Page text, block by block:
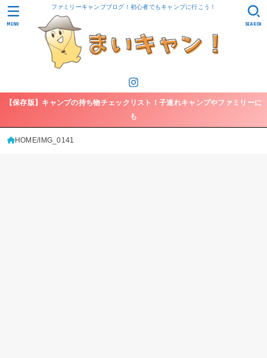
ファミリーキャンプブログ！初心者でもキャンプに行こう！
SEARCH
MENU
【保存版】キャンプの持ち物チェックリスト！子連れキャンプやファミリーに
も
HOME IMG_0141